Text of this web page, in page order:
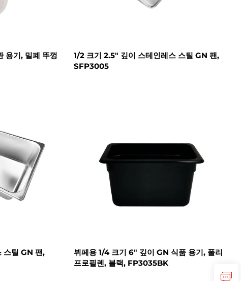
용기, 밀폐 뚜껑
1/2 크기 2.5" 깊이 스테인레스 스틸 GN 팬,
SFP3005
스틸 GN 팬,
뷔페용 1/4 크기 6" 깊이 GN 식품 용기, 폴리
프로필렌, 블랙, FP3035BK